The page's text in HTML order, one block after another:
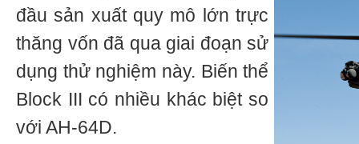
đầu sản xuất quy mô lớn trực
thăng vốn đã qua giai đoạn sử
dụng thử nghiệm này. Biến thể
Block III có nhiều khác biệt so
với AH-64D.